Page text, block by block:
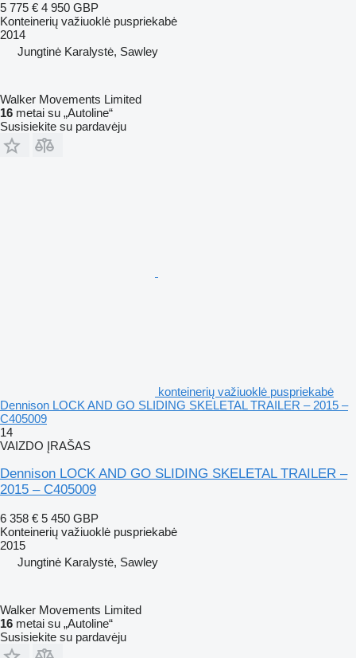
5 775 € 4 950 GBP
Konteinerių važiuoklė puspriekabė
2014
Jungtinė Karalystė, Sawley
Walker Movements Limited
16 metai su „Autoline“
Susisiekite su pardavėju
konteinerių važiuoklė puspriekabė
Dennison LOCK AND GO SLIDING SKELETAL TRAILER – 2015 –
C405009
14
VAIZDO ĮRAŠAS
Dennison LOCK AND GO SLIDING SKELETAL TRAILER –
2015 – C405009
6 358 € 5 450 GBP
Konteinerių važiuoklė puspriekabė
2015
Jungtinė Karalystė, Sawley
Walker Movements Limited
16 metai su „Autoline“
Susisiekite su pardavėju